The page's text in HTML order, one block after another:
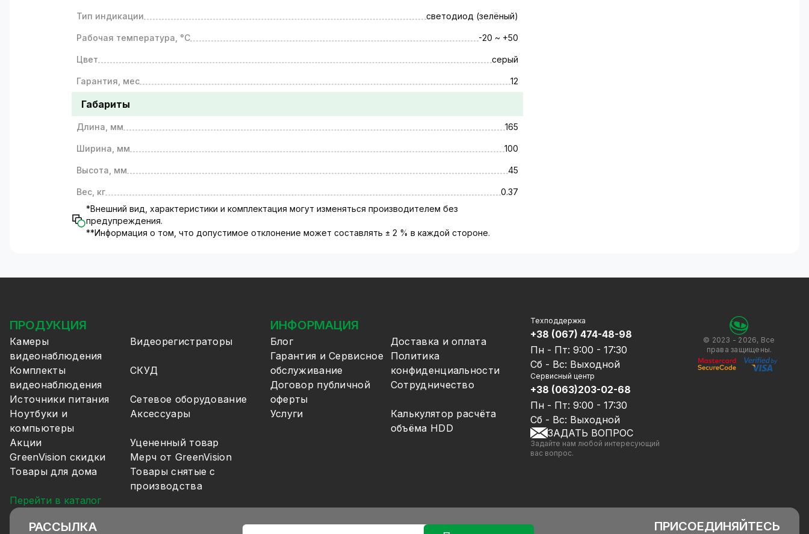
Тип индикации светодиод (зелёный)
Рабочая температура, °C -20 ~ +50
Цвет серый
Гарантия, мес 12
Габариты
Длина, мм 165
Ширина, мм 100
Высота, мм 45
Вес, кг
0.37
*Внешний вид, характеристики и комплектация могут изменяться производителем без
предупреждения.
**Информация о том, что допустимое отклонение может составлять ± 2 % в каждой стороне.
ПРОДУКЦИЯ
Камеры
видеонаблюдения
Видеорегистраторы
Комплекты
видеонаблюдения
СКУД
Источники питания
Сетевое оборудование
Ноутбуки и
компьютеры
Аксессуары
Акции
Уцененный товар
GreenVision скидки
Мерч от GreenVision
Товары для дома
Товары снятые с
производства
Перейти в каталог
ИНФОРМАЦИЯ
Блог
Доставка и оплата
Гарантия и Сервисное
обслуживание
Политика
конфиденциальности
Договор публичной
оферты
Сотрудничество
Услуги
Калькулятор расчёта
объёма HDD
Техподдержка
+38 (067) 474-48-98
Пн - Пт: 9:00 - 17:30
Сб - Вс: Выходной
Сервисный центр
+38 (063)203-02-68
Пн - Пт: 9:00 - 17:30
Сб - Вс: Выходной
ЗАДАТЬ ВОПРОС
Задайте нам любой интересующий
вас вопрос.
© 2023 - 2026, Все
права защищены.
РАССЫЛКА ПРИСОЕДИНЯЙТЕСЬ